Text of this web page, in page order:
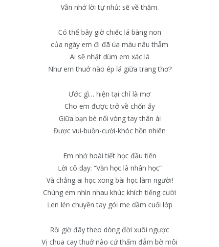
Vẫn nhớ lời tự nhủ: sẽ về thăm.
Có thể bây giờ chiếc lá bàng non
của ngày em đi đã úa màu nâu thẫm
Ai sẽ nhặt dùm em xác lá
Như em thuở nào ép lá giữa trang thơ?
Ước gì… hiện tại chỉ là mơ
Cho em được trở về chốn ấy
Giữa bạn bè nối vòng tay thân ái
Được vui-buồn-cười-khóc hồn nhiên
Em nhớ hoài tiết học đầu tiên
Lời cô dạy: “Văn học là nhân học”
Và chẳng ai học xong bài học làm người!
Chúng em nhìn nhau khúc khích tiếng cười
Len lén chuyền tay gói me dầm cuối lớp
Rồi giờ đây theo dòng đời xuôi ngược
Vị chua cay thuở nào cứ thấm đẫm bờ môi